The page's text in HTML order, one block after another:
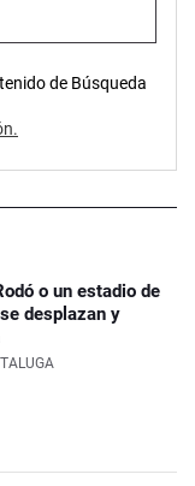
de Búsqueda
o un estadio de
desplazan y